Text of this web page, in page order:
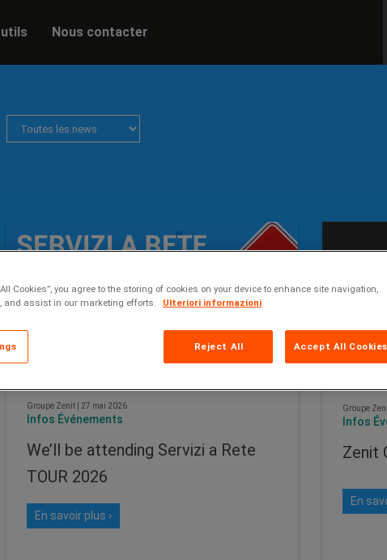
Nous contacter
Groupe Zenit 27 mai 2026
Infos Événements
We’ll be attending Servizi a Rete
TOUR 2026
En savoir plus ›
Groupe
Infos
Zenit
En
Cookies”, you agree to the storing of cookies on your device to enhance site navigation,
and assist in our marketing efforts.
Ulteriori informazioni
Reject All Accept All Cookies